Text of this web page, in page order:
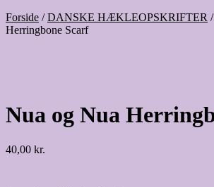
Forside /DANSKE HÆKLEOPSKRIFTER
Herringbone Scarf
Nua og Nua
40,00 kr.